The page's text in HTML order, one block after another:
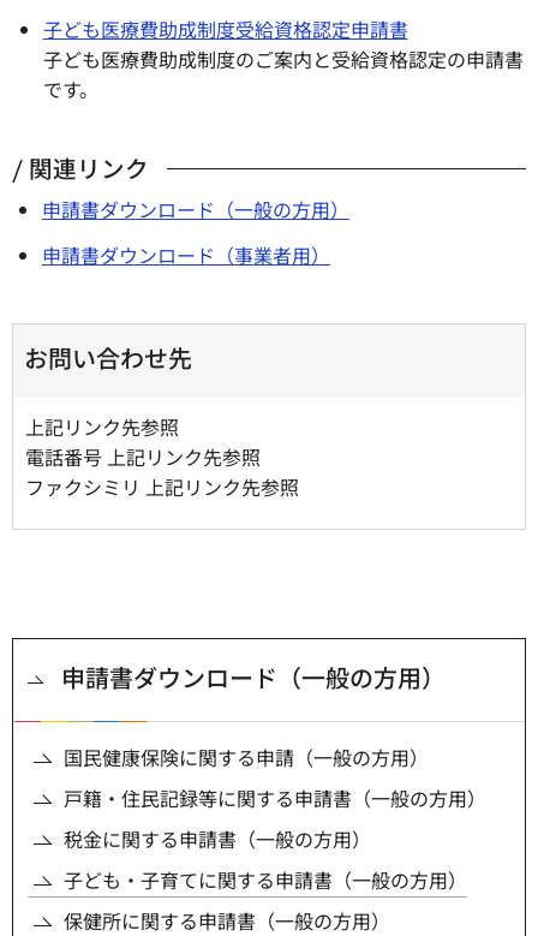
子ども医療費助成制度受給資格認定申請書
子ども医療費助成制度のご案内と受給資格認定の申請書
です。
関連リンク
申請書ダウンロード（一般の方用）
申請書ダウンロード（事業者用）
お問い合わせ先
上記リンク先参照
電話番号 上記リンク先参照
ファクシミリ 上記リンク先参照
申請書ダウンロード（一般の方用）
国民健康保険に関する申請（一般の方用）
戸籍・住民記録等に関する申請書（一般の方用）
税金に関する申請書（一般の方用）
子ども・子育てに関する申請書（一般の方用）
保健所に関する申請書（一般の方用）